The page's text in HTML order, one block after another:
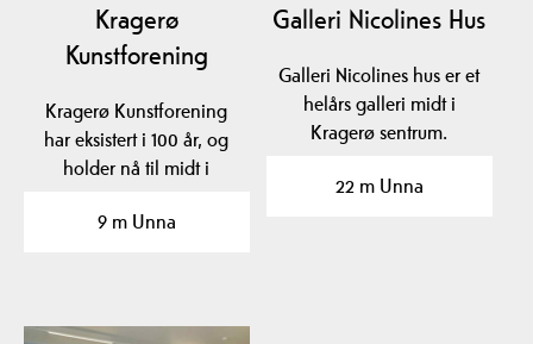
Kragerø
Kunstforening
Kragerø Kunstforening
har eksistert i 100 år, og
holder nå til midt i
9 m Unna
Galleri Nicolines Hus
Galleri Nicolines hus er et
helårs galleri midt i
Kragerø sentrum.
22 m Unna